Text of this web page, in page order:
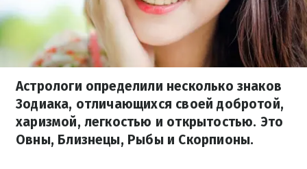
Астрологи определили несколько знаков
Зодиака, отличающихся своей добротой,
харизмой, легкостью и открытостью. Это
Овны, Близнецы, Рыбы и Скорпионы.